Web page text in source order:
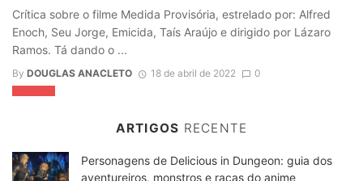
Crítica sobre o filme Medida Provisória, estrelado por: Alfred
Enoch, Seu Jorge, Emicida, Taís Araújo e dirigido por Lázaro
Ramos. Tá dando o ...
By DOUGLAS ANACLETO 18 de abril de 2022 0
ARTIGOS RECENTE
Personagens de Delicious in Dungeon: guia dos
aventureiros, monstros e raças do anime